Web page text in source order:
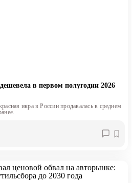
в первом полугодии 2026
икра в России продавалась в среднем